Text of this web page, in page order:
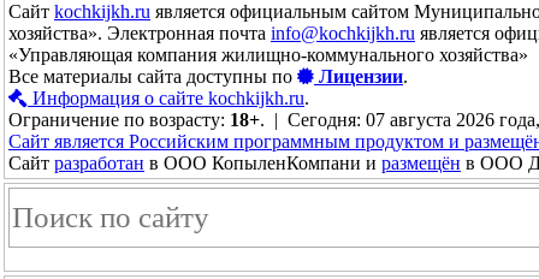
Сайт kochkijkh.ru является официальным сайтом
хозяйства». Электронная почта info@kochkijkh.ru является
«Управляющая компания жилищно-коммунального хозяйства»
Все материалы сайта доступны по
Лицензии.
Информация о сайте kochkijkh.ru.
Ограничение по возрасту: 18+. | Сегодня: 07 августа 2026
Сайт является Российским программным продуктом и
Сайт разработан в ООО КопыленКомпани и размещён в ООО